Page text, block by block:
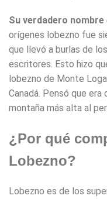
Su verdadero nombre
orígenes lobezno fue
que llevó a burlas de
escritores. Esto hizo
lobezno de Monte
Canadá. Pensó que
montaña más alta al
¿Por qué
Lobezno?
Lobezno es de los